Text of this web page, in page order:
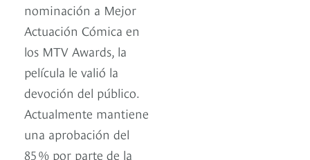
nominación a Mejor
Actuación Cómica en
los MTV Awards, la
película le valió la
devoción del público.
Actualmente mantiene
una aprobación del
85 % por parte de la